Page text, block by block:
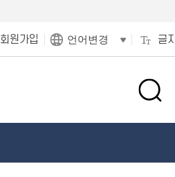
회원가입 언어변경 글
검
창